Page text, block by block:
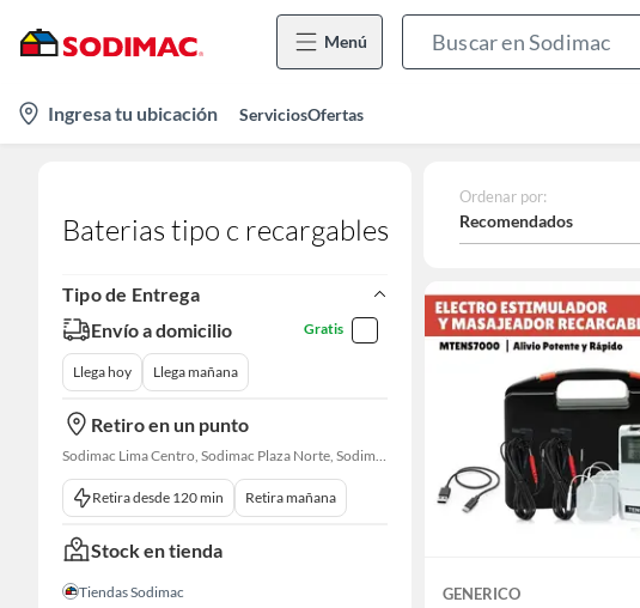
Menú
location-
icon
Ingresa tu ubicación ServiciosOfertas
Baterias tipo c recargables
Tipo de Entrega
Envío a domicilio
Gratis
Llega hoy Llega mañana
Retiro en un punto
Sodimac Lima Centro, Sodimac Plaza Norte, Sodimac La Victoria, Sodimac San Miguel, Sodimac S. J. Lurigancho, Sodimac Primavera, Sodimac Chacarilla, Sodimac Av. La Molina, Sodimac Colonial, Maestro Barrios Altos, Sodimac Naranjal
Retira desde 120 min Retira mañana
Stock en tienda
Tiendas Sodimac
Ordenar por:
Recomendados
GENERICO